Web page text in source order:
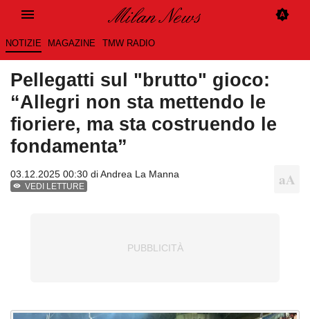
NOTIZIE MAGAZINE TMW RADIO
Pellegatti sul "brutto" gioco:
“Allegri non sta mettendo le
fioriere, ma sta costruendo le
fondamenta”
03.12.2025 00:30 diAndrea La Manna
VEDI LETTURE